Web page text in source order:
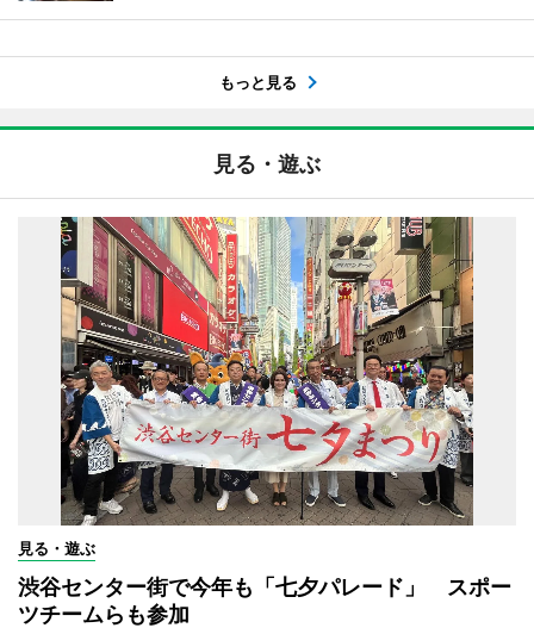
もっと見る
見る・遊ぶ
見る・遊ぶ
渋谷センター街で今年も「七夕パレード」 スポー
ツチームらも参加